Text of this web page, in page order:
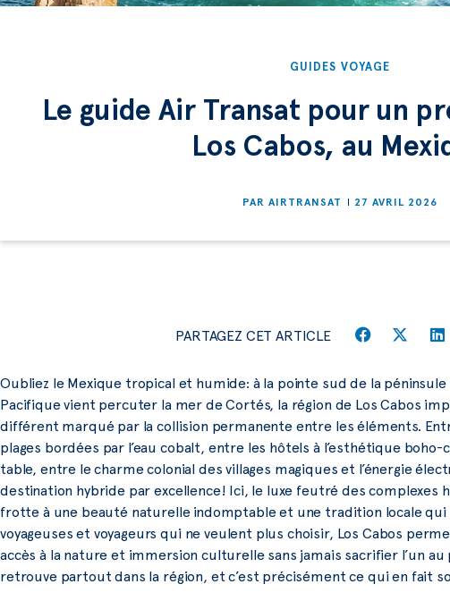
GUIDES VOYAGE
Le guide Air Transat pour un
Los Cabos, au
PAR AIRTRANSAT 27 AVRIL 2026
PARTAGEZ CET ARTICLE
Oubliez le Mexique tropical et humide: à la pointe sud de la péninsule
Pacifique vient percuter la mer de Cortés, la région de Los Cabos
différent marqué par la collision permanente entre les éléments.
plages bordées par l’eau cobalt, entre les hôtels à l’esthétique
table, entre le charme colonial des villages magiques et l’énergie
destination hybride par excellence! Ici, le luxe feutré des complexes
frotte à une beauté naturelle indomptable et une tradition locale qui
voyageuses et voyageurs qui ne veulent plus choisir, Los Cabos
accès à la nature et immersion culturelle sans jamais sacrifier l’un
retrouve partout dans la région, et c’est précisément ce qui en fait